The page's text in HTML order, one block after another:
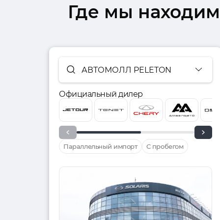
Где мы
АВТОМОЛЛ PELETON
Официальный дилер
Параллельный импорт С пробегом